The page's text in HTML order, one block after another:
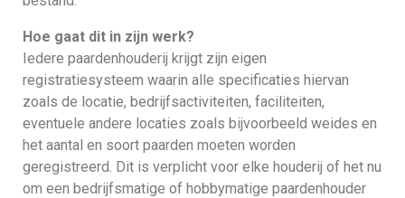
Hoe gaat dit in zijn werk?
Iedere paardenhouderij krijgt zijn eigen
registratiesysteem waarin alle specificaties hiervan
zoals de locatie, bedrijfsactiviteiten, faciliteiten,
eventuele andere locaties zoals bijvoorbeeld weides en
het aantal en soort paarden moeten worden
geregistreerd. Dit is verplicht voor elke houderij of het nu
om een bedrijfsmatige of hobbymatige paardenhouder